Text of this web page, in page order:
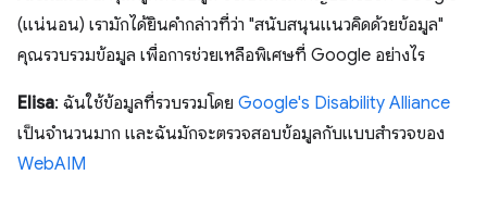
(แน่นอน) เรามักได้ยินคำกล่าวที่ว่า "สนับสนุนแนวคิดด้วยข้อมูล"
คุณรวบรวมข้อมูล เพื่อการช่วยเหลือพิเศษที่ Google อย่างไร
Elisa: ฉันใช้ข้อมูลที่รวบรวมโดย Google's Disability Alliance
เป็นจำนวนมาก และฉันมักจะตรวจสอบข้อมูลกับแบบสำรวจของ
WebAIM